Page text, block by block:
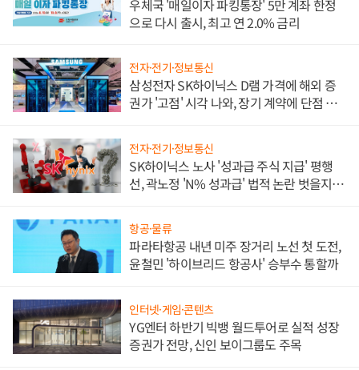
우체국 '매일이자 파킹통장' 5만 계좌 한정
으로 다시 출시, 최고 연 2.0% 금리
전자·전기·정보통신
삼성전자 SK하이닉스 D램 가격에 해외 증
권가 '고점' 시각 나와, 장기 계약에 단점 부
전자·전기·정보통신
SK하이닉스 노사 '성과급 주식 지급' 평행
선, 곽노정 'N% 성과급' 법적 논란 벗을지 주
항공·물류
파라타항공 내년 미주 장거리 노선 첫 도전,
윤철민 '하이브리드 항공사' 승부수 통할까
인터넷·게임·콘텐츠
YG엔터 하반기 빅뱅 월드투어로 실적 성장
증권가 전망, 신인 보이그룹도 주목